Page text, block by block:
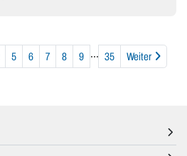
5 6 7 8 9 ... 35 Weiter Weiter